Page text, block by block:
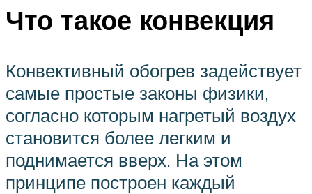
Что такое конвекция
Конвективный обогрев задействует
самые простые законы физики,
согласно которым нагретый воздух
становится более легким и
поднимается вверх. На этом
принципе построен каждый